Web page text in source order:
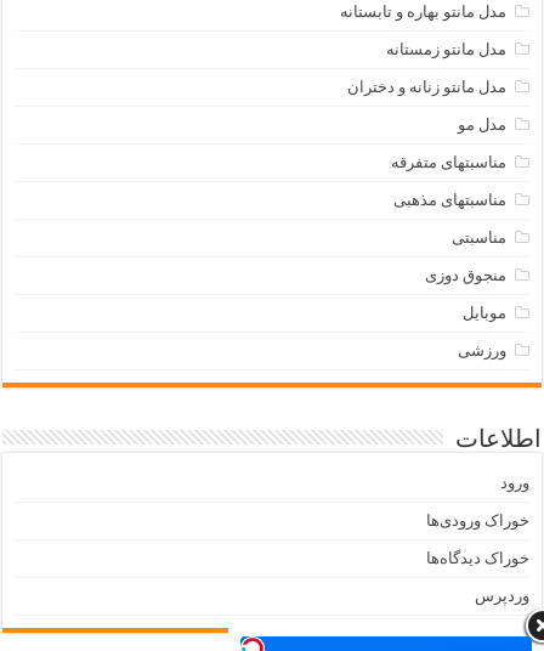
مدل مانتو بهاره و تابستانه
مدل مانتو زمستانه
مدل مانتو زنانه و دختران
مدل مو
مناسبتهای متفرقه
مناسبتهای مذهبی
مناسبتی
منجوق دوزی
موبایل
ورزشی
اطلاعات
ورود
خوراک ورودی‌ها
خوراک دیدگاه‌ها
وردپرس